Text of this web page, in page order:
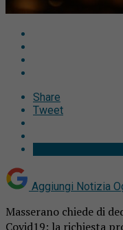
Share
Tweet
Aggiungi Notizia
Masserano chiede di
Covid19: la richiesta